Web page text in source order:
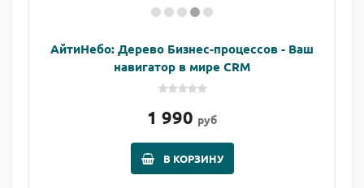
АйтиНебо: Дерево Бизнес-процессов - Ваш
навигатор в мире CRM
1 990 руб
В КОРЗИНУ